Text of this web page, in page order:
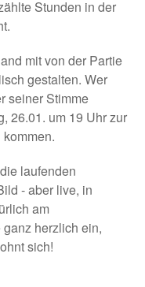
Stunden in der
mit von der Partie
gestalten. Wer
seiner Stimme
26.01. um 19 Uhr zur
laufenden
- aber live, in
am
herzlich ein,
sich!